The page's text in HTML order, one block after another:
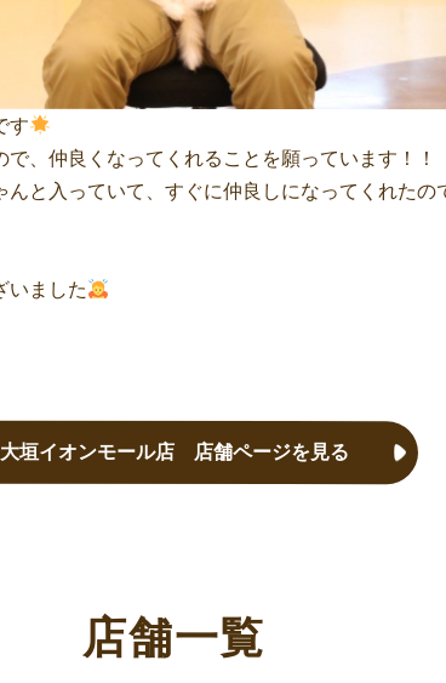
す
、仲良くなってくれることを願っています！！
と入っていて、すぐに仲良しになってくれたの
いました
大垣イオンモール店 店舗ページを見る
店舗一覧